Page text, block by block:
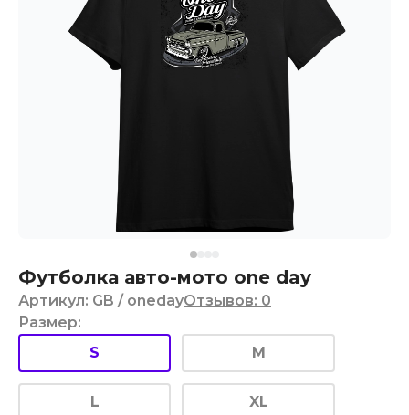
Футболка авто-мото one day
Артикул: GB / onedayОтзывов: 0
Размер:
S
M
L XL